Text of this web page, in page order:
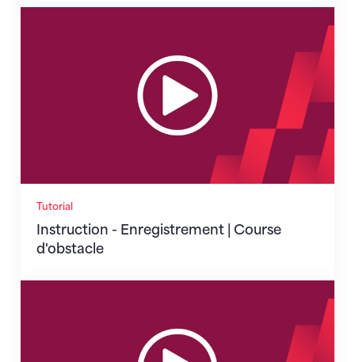
Tutorial
Instruction - Enregistrement | Course
d'obstacle